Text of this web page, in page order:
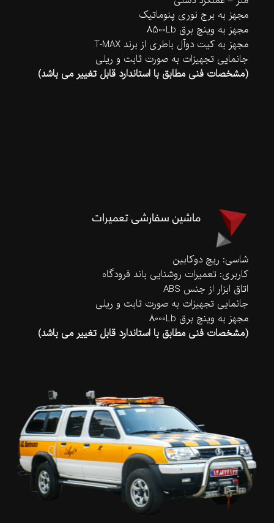
مجهز به برج نوری پنوماتیک
مجهز به وینچ برق 8500Lb
مجهز به کیت دوآل باطری از برند T-MAX
جانمایی تجهیزات به صورت ثابت و ریلی
(مشخصات فنی مطابق با استاندارد قابل تغییر می باشد)
ماشین سفارشی تعمیرات
شاسی: ریچ دوکابین
کاربری: تعمیرات روشنایی باند فرودگاه
اتاق ابزار از جنس ABS
جانمایی تجهیزات به صورت ثابت و ریلی
مجهز به وینچ برق 8000Lb
(مشخصات فنی مطابق با استاندارد قابل تغییر می باشد)